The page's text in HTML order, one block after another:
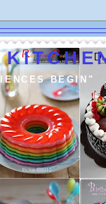
BEGIN"